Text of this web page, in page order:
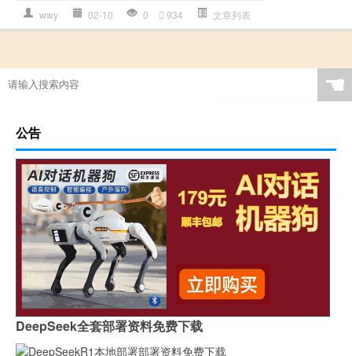
wwy 02-10 0 934 文章列表
☚
公告
DeepSeek全套部署资料免费下载